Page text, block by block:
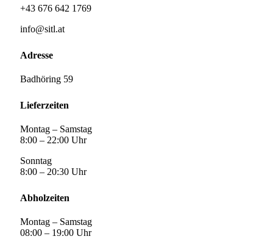
+43 676 642 1769
info@sitl.at
Adresse
Badhöring 59
Lieferzeiten
Montag – Samstag
8:00 – 22:00 Uhr
Sonntag
8:00 – 20:30 Uhr
Abholzeiten
Montag – Samstag
08:00 – 19:00 Uhr